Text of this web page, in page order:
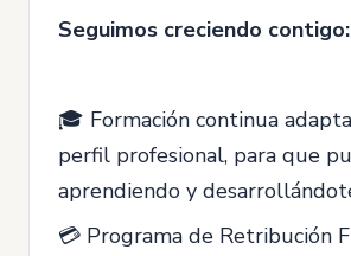
Seguimos creciendo contigo:
🎓 Formación continua
perfil profesional, para que
aprendiendo y
💳 Programa de Retribución